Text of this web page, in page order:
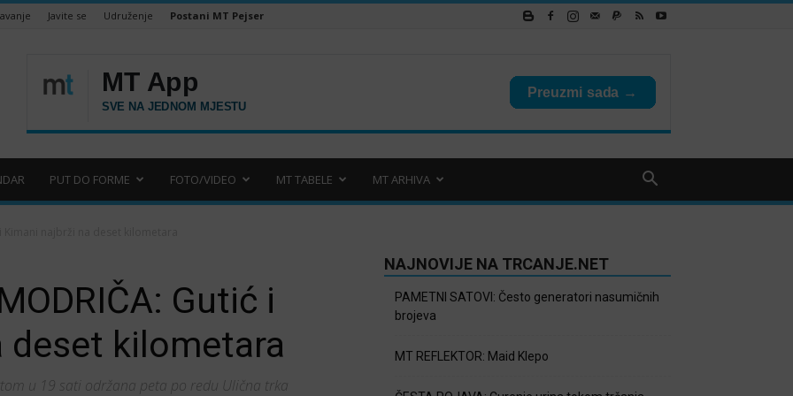
Javite se Udruženje Postani MT Pejser
PUT DO FORME FOTO/VIDEO MT TABELE MT ARHIVA
Gutić i
deset kilometara
u 19 sati održana peta po redu Ulična trka
NAJNOVIJE NA TRCANJE.NET
PAMETNI SATOVI: Često generatori nasumičnih
brojeva
MT REFLEKTOR: Maid Klepo